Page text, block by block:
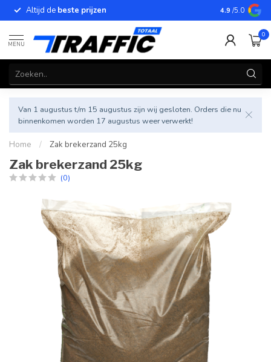
Altijd de beste prijzen Betrouwbare
4.9 /5.0
MENU
0
Van 1 augustus t/m 15 augustus zijn wij gesloten. Orders die nu
binnenkomen worden 17 augustus weer verwerkt!
Home / Zak brekerzand 25kg
Zak brekerzand 25kg
(0)